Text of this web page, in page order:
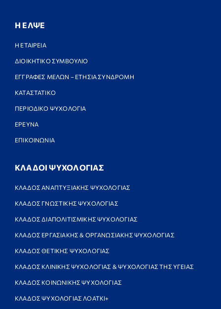
Η ΕΛΨΕ
Η ΕΤΑΙΡΕΙΑ
ΔΙΟΙΚΗΤΙΚΟ ΣΥΜΒΟΥΛΙΟ
ΕΓΓΡΑΦΕΣ ΜΕΛΩΝ – ΕΤΗΣΙΑ ΣΥΝΔΡΟΜΗ
ΚΑΤΑΣΤΑΤΙΚΟ
ΠΕΡΙΟΔΙΚΟ ΨΥΧΟΛΟΓΙΑ
ΕΡΕΥΝΑ
ΕΠΙΚΟΙΝΩΝΙΑ
ΚΛΑΔΟΙ ΨΥΧΟΛΟΓΙΑΣ
ΚΛΑΔΟΣ ΑΝΑΠΤΥΞΙΑΚΗΣ ΨΥΧΟΛΟΓΙΑΣ
ΚΛΑΔΟΣ ΓΝΩΣΤΙΚΗΣ ΨΥΧΟΛΟΓΙΑΣ
ΚΛΑΔΟΣ ΔΙΑΠΟΛΙΤΙΣΜΙΚΗΣ ΨΥΧΟΛΟΓΙΑΣ
ΚΛΑΔΟΣ ΕΡΓΑΣΙΑΚΗΣ & ΟΡΓΑΝΩΣΙΑΚΗΣ ΨΥΧΟΛΟΓΙΑΣ
ΚΛΑΔΟΣ ΘΕΤΙΚΗΣ ΨΥΧΟΛΟΓΙΑΣ
ΚΛΑΔΟΣ ΚΛΙΝΙΚΗΣ ΨΥΧΟΛΟΓΙΑΣ & ΨΥΧΟΛΟΓΙΑΣ ΤΗΣ ΥΓΕΙΑΣ
ΚΛΑΔΟΣ ΚΟΙΝΩΝΙΚΗΣ ΨΥΧΟΛΟΓΙΑΣ
ΚΛΑΔΟΣ ΨΥΧΟΛΟΓΙΑΣ ΛΟΑΤΚΙ+